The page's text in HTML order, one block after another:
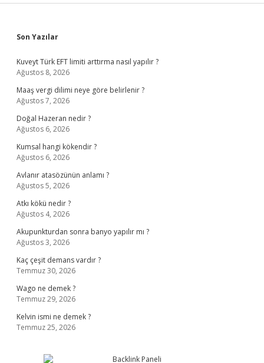
Sidebar
Son Yazılar
Kuveyt Türk EFT limiti arttırma nasıl yapılır ?
Ağustos 8, 2026
Maaş vergi dilimi neye göre belirlenir ?
Ağustos 7, 2026
Doğal Hazeran nedir ?
Ağustos 6, 2026
Kumsal hangi kökendir ?
Ağustos 6, 2026
Avlanır atasözünün anlamı ?
Ağustos 5, 2026
Atkı kökü nedir ?
Ağustos 4, 2026
Akupunkturdan sonra banyo yapılır mı ?
Ağustos 3, 2026
Kaç çeşit demans vardır ?
Temmuz 30, 2026
Wago ne demek ?
Temmuz 29, 2026
Kelvin ismi ne demek ?
Temmuz 25, 2026